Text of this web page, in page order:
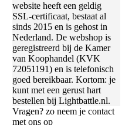
website heeft een geldig
SSL-certificaat, bestaat al
sinds 2015 en is gehost in
Nederland. De webshop is
geregistreerd bij de Kamer
van Koophandel (KVK
72051191) en is telefonisch
goed bereikbaar. Kortom: je
kunt met een gerust hart
bestellen bij Lightbattle.nl.
Vragen? zo neem je contact
met ons op